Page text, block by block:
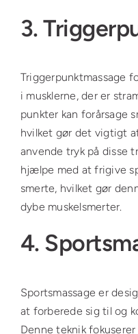
3.
Triggerpunktmassage
i musklerne, der er
punkter kan forårsage
hvilket gør det vigtigt
anvende tryk på disse
hjælpe med at frigive
smerte, hvilket gør
dybe muskelsmerter.
4.
Sportsmassage er
at forberede sig til og
Denne teknik